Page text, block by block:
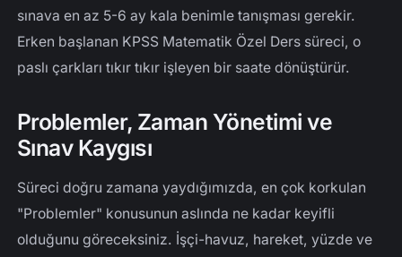
sınava en az 5-6 ay kala benimle tanışması gerekir.
Erken başlanan KPSS Matematik Özel Ders süreci, o
paslı çarkları tıkır tıkır işleyen bir saate dönüştürür.
Problemler, Zaman Yönetimi ve
Sınav Kaygısı
Süreci doğru zamana yaydığımızda, en çok korkulan
"Problemler" konusunun aslında ne kadar keyifli
olduğunu göreceksiniz. İşçi-havuz, hareket, yüzde ve